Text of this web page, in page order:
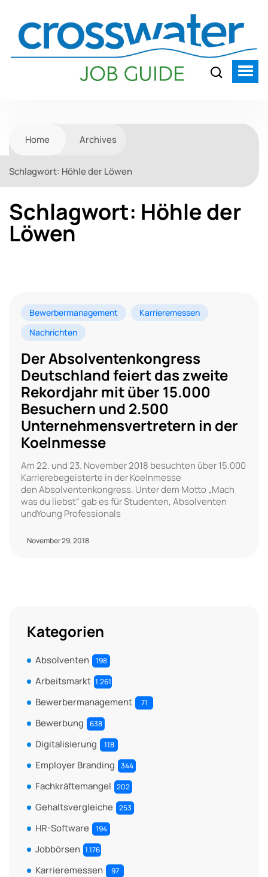
Home Archives
Schlagwort: Höhle der Löwen
Schlagwort: Höhle der
Löwen
Bewerbermanagement
Karrieremessen
Nachrichten
Der Absolventenkongress
Deutschland feiert das zweite
Rekordjahr mit über 15.000
Besuchern und 2.500
Unternehmensvertretern in der
Koelnmesse
Am 22. und 23. November 2018 besuchten über 15.000
Karrierebegeisterte in der Koelnmesse
den Absolventenkongress. Unter dem Motto „Mach
was du liebst“ gab es für Studenten, Absolventen
undYoung Professionals
November 29, 2018
Kategorien
Absolventen 198
Arbeitsmarkt 1.261
Bewerbermanagement 71
Bewerbung 638
Digitalisierung 118
Employer Branding 344
Fachkräftemangel 202
Gehaltsvergleiche 253
HR-Software 194
Jobbörsen 1.176
Karrieremessen 97